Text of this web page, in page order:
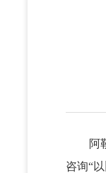
阿勒
咨询“